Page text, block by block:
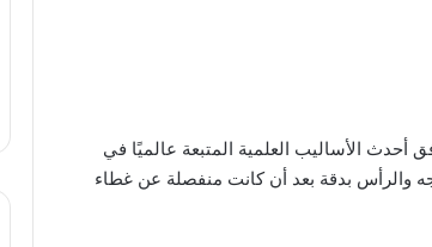
أحدث الأساليب العلمية المتبعة عالميًا في
والرأس بدقة بعد أن كانت منفصلة عن غطاء